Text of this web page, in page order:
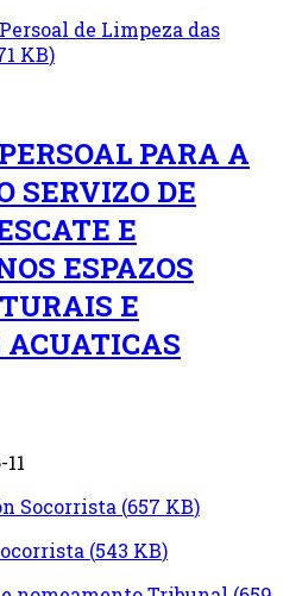
de Limpeza das
KB)
PARA A
SERVIZO DE
E
ESPAZOS
E
Socorrista (657 KB)
(543 KB)